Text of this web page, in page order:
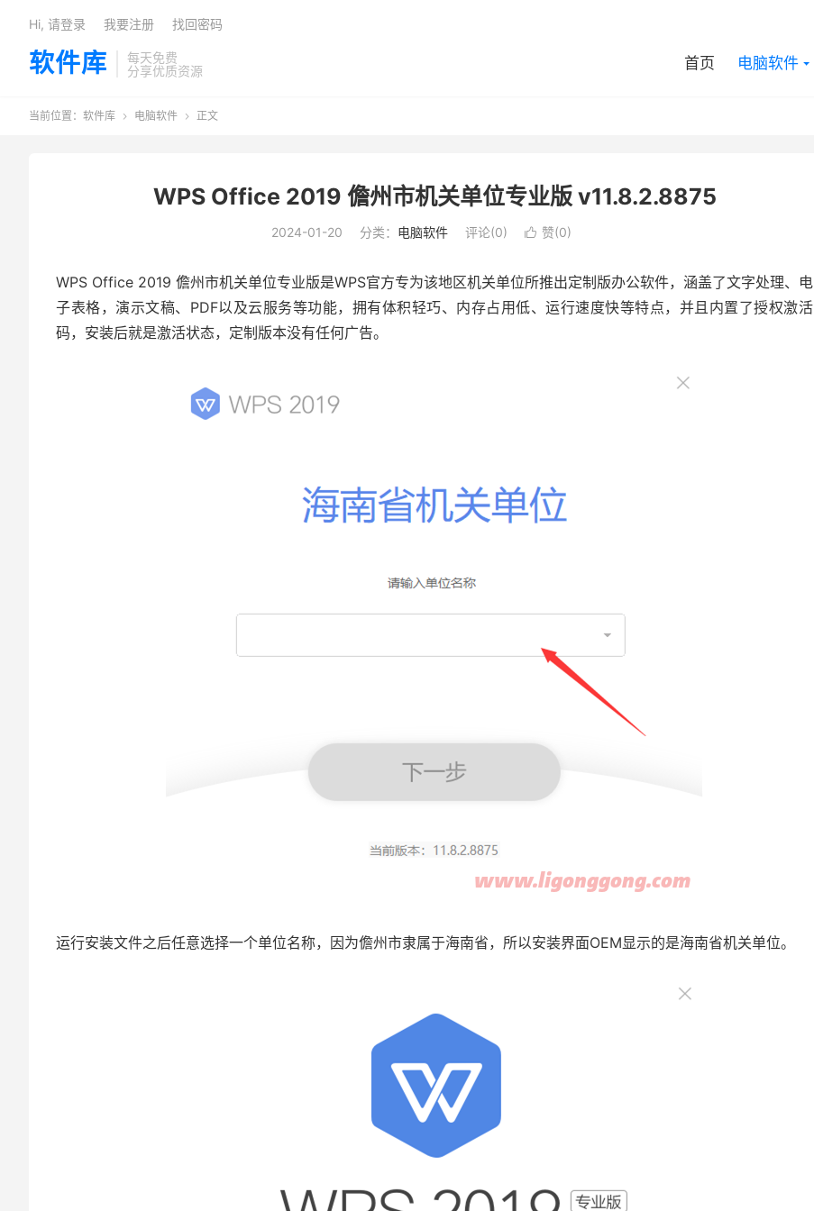
软件库
每天免费
分享优质资源
首页 电脑软件
Hi, 请登录 我要注册 找回密码
当前位置： 软件库  电脑软件  正文
WPS Office 2019 儋州市机关单位专业版 v11.8.2.8875
2024-01-20 分类： 电脑软件 评论(0)  赞(0)
WPS Office 2019 儋州市机关单位专业版是WPS官方专为该地区机关单位所推出定制版办公软件，涵盖了文字处理、电
子表格，演示文稿、PDF以及云服务等功能，拥有体积轻巧、内存占用低、运行速度快等特点，并且内置了授权激活
码，安装后就是激活状态，定制版本没有任何广告。
运行安装文件之后任意选择一个单位名称，因为儋州市隶属于海南省，所以安装界面OEM显示的是海南省机关单位。